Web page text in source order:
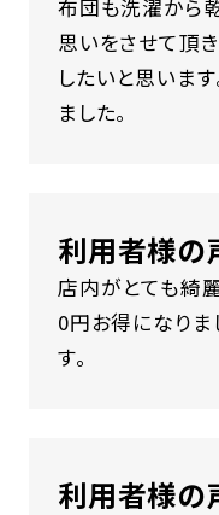
布団も洗濯から
思いをさせて頂
したいと思いま
ました。
利用者様の
店内がとても綺
0円お得になりま
す。
利用者様の